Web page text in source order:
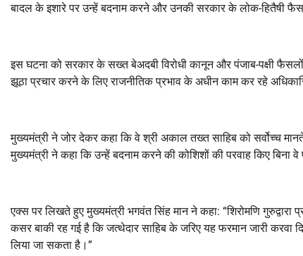
बादल के इशारे पर उन्हें बदनाम करने और उनकी सरकार के लोक-हितैषी
इस घटना को सरकार के सख्त बेअदबी विरोधी कानून और पंजाब-पक्षी
झूठा प्रचार करने के लिए राजनीतिक प्रभाव के अधीन काम कर रहे
मुख्यमंत्री ने जोर देकर कहा कि वे श्री अकाल तख्त साहिब को सर्वोच्च
मुख्यमंत्री ने कहा कि उन्हें बदनाम करने की कोशिशों की परवाह किए बिना
एक्स पर लिखते हुए मुख्यमंत्री भगवंत सिंह मान ने कहा: “शिरोमणि
कसर बाकी रह गई है कि जत्थेदार साहिब के जरिए यह फरमान जारी करवा
लिया जा सकता है।”